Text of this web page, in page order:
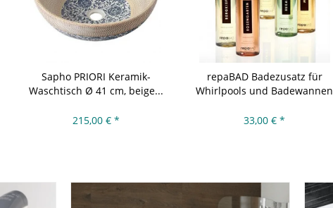
Sapho PRIORI Keramik-
Waschtisch Ø 41 cm, beige...
215,00 € *
repaBAD Badezusatz für
Whirlpools und Badewannen
33,00 € *